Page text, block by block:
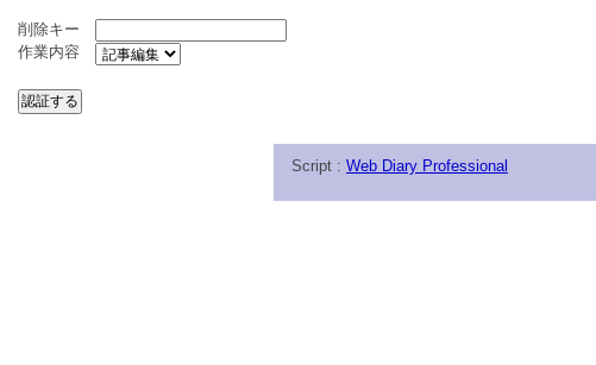
削除キー
作業内容
Script : Web Diary Professional